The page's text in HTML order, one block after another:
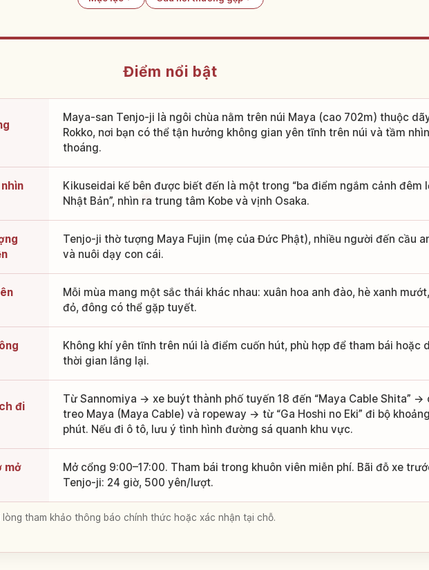
Điểm nổi bật
Maya-san Tenjo-ji là ngôi chùa nằm trên núi Maya (cao 702m) thuộc
Rokko, nơi bạn có thể tận hưởng không gian yên tĩnh trên núi và tầm nhìn
thoáng.
Kikuseidai kế bên được biết đến là một trong “ba điểm ngắm cảnh đêm
Nhật Bản”, nhìn ra trung tâm Kobe và vịnh Osaka.
Tenjo-ji thờ tượng Maya Fujin (mẹ của Đức Phật), nhiều người đến cầu
và nuôi dạy con cái.
Mỗi mùa mang một sắc thái khác nhau: xuân hoa anh đào, hè xanh
đỏ, đông có thể gặp tuyết.
Không khí yên tĩnh trên núi là điểm cuốn hút, phù hợp để tham bái hoặc
thời gian lắng lại.
đi
Từ Sannomiya → xe buýt thành phố tuyến 18 đến “Maya Cable Shita” →
treo Maya (Maya Cable) và ropeway → từ “Ga Hoshi no Eki” đi bộ
phút. Nếu đi ô tô, lưu ý tình hình đường sá quanh khu vực.
mở
Mở cổng 9:00–17:00. Tham bái trong khuôn viên miễn phí. Bãi đỗ xe
Tenjo-ji: 24 giờ, 500 yên/lượt.
tham khảo thông báo chính thức hoặc xác nhận tại chỗ.